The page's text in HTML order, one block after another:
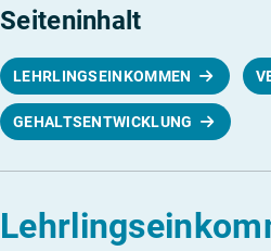
Seiteninhalt
LEHRLINGSEINKOMMEN
GEHALTSENTWICKLUNG